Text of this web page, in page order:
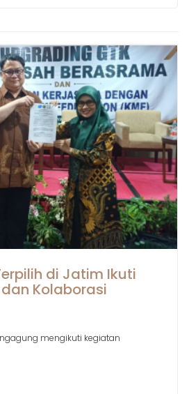
di Jatim Ikuti
Kolaborasi
mengikuti kegiatan